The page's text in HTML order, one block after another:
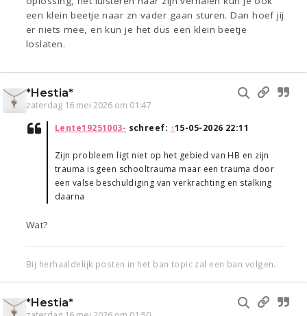
een klein beetje naar zn vader gaan sturen. Dan hoef jij
er niets mee, en kun je het dus een klein beetje
loslaten.
*Hestia*
zaterdag 16 mei 2026 om 01:47
Lente19251003- schreef: ↑15-05-2026 22:11
Zijn probleem ligt niet op het gebied van HB en zijn
trauma is geen schooltrauma maar een trauma door
een valse beschuldiging van verkrachting en stalking
daarna
Wat?
Bij herhaaldelijk posten in het ban topic zal een ban volgen.
*Hestia*